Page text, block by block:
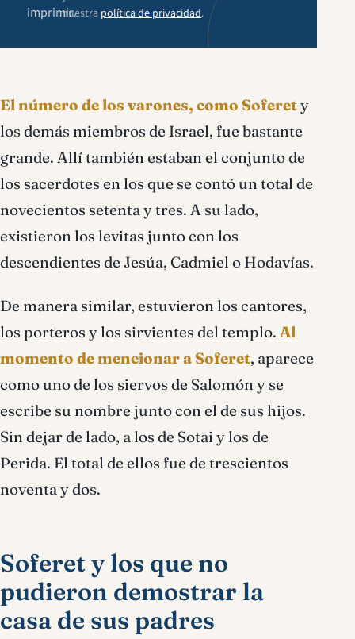
imprimir.nuestra política de privacidad.
El número de los varones, como Soferety
los demás miembros de Israel, fue bastante
grande. Allí también estaban el conjunto de
los sacerdotes en los que se contó un total de
novecientos setenta y tres. A su lado,
existieron los levitas junto con los
descendientes de Jesúa, Cadmiel o Hodavías.
De manera similar, estuvieron los cantores,
los porteros y los sirvientes del templo. Al
momento de mencionar a Soferet, aparece
como uno de los siervos de Salomón y se
escribe su nombre junto con el de sus hijos.
Sin dejar de lado, a los de Sotai y los de
Perida. El total de ellos fue de trescientos
noventa y dos.
Soferet y los que no
pudieron demostrar la
casa de sus padres